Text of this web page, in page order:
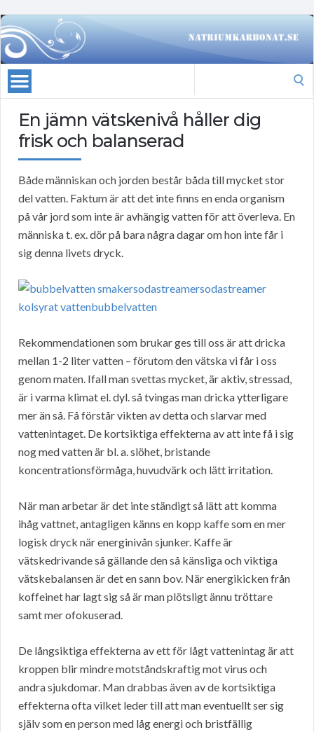
En jämn vätskenivå håller dig
frisk och balanserad
Både människan och jorden består båda till mycket stor
del vatten. Faktum är att det inte finns en enda organism
på vår jord som inte är avhängig vatten för att överleva. En
människa t. ex. dör på bara några dagar om hon inte får i
sig denna livets dryck.
Rekommendationen som brukar ges till oss är att dricka
mellan 1-2 liter vatten – förutom den vätska vi får i oss
genom maten. Ifall man svettas mycket, är aktiv, stressad,
är i varma klimat el. dyl. så tvingas man dricka ytterligare
mer än så. Få förstår vikten av detta och slarvar med
vattenintaget. De kortsiktiga effekterna av att inte få i sig
nog med vatten är bl. a. slöhet, bristande
koncentrationsförmåga, huvudvärk och lätt irritation.
När man arbetar är det inte ständigt så lätt att komma
ihåg vattnet, antagligen känns en kopp kaffe som en mer
logisk dryck när energinivån sjunker. Kaffe är
vätskedrivande så gällande den så känsliga och viktiga
vätskebalansen är det en sann bov. När energikicken från
koffeinet har lagt sig så är man plötsligt ännu tröttare
samt mer ofokuserad.
De långsiktiga effekterna av ett för lågt vattenintag är att
kroppen blir mindre motståndskraftig mot virus och
andra sjukdomar. Man drabbas även av de kortsiktiga
effekterna ofta vilket leder till att man eventuellt ser sig
själv som en person med låg energi och bristfällig